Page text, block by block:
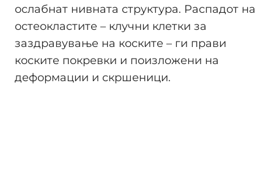
ослабнат нивната структура. Распадот на
остеокластите – клучни клетки за
заздравување на коските – ги прави
коските покревки и поизложени на
деформации и скршеници.